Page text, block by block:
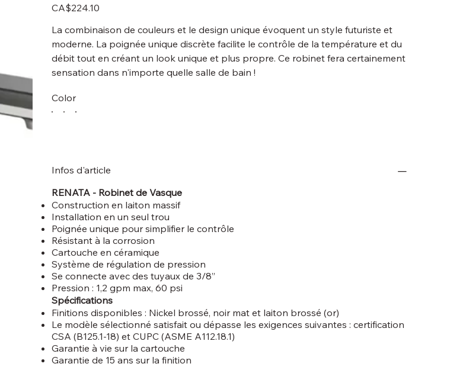
Price
CA$224.10
La combinaison de couleurs et le design unique évoquent un style futuriste et
moderne. La poignée unique discrète facilite le contrôle de la température et du
débit tout en créant un look unique et plus propre. Ce robinet fera certainement
sensation dans n'importe quelle salle de bain !
Color
Infos d'article
RENATA - Robinet de Vasque
Construction en laiton massif
Installation en un seul trou
Poignée unique pour simplifier le contrôle
Résistant à la corrosion
Cartouche en céramique
Système de régulation de pression
Se connecte avec des tuyaux de 3/8”
Pression : 1,2 gpm max, 60 psi
Spécifications
Finitions disponibles : Nickel brossé, noir mat et laiton brossé (or)
Le modèle sélectionné satisfait ou dépasse les exigences suivantes : certification
CSA (B125.1-18) et CUPC (ASME A112.18.1)
Garantie à vie sur la cartouche
Garantie de 15 ans sur la finition